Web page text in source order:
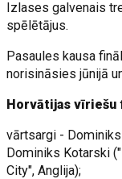
Izlases galvenais
spēlētājus.
Pasaules kausa
norisināsies jūnijā
Horvātijas vīriešu
vārtsargi -
Dominiks Kotarski
City", Anglija);